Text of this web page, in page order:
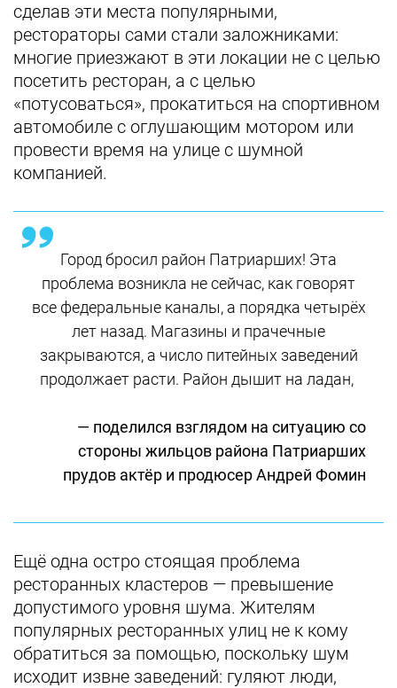
сделав эти места популярными,
рестораторы сами стали заложниками:
многие приезжают в эти локации не с целью
посетить ресторан, а с целью
«потусоваться», прокатиться на спортивном
автомобиле с оглушающим мотором или
провести время на улице с шумной
компанией.
Город бросил район Патриарших! Эта
проблема возникла не сейчас, как говорят
все федеральные каналы, а порядка четырёх
лет назад. Магазины и прачечные
закрываются, а число питейных заведений
продолжает расти. Район дышит на ладан,
— поделился взглядом на ситуацию со
стороны жильцов района Патриарших
прудов актёр и продюсер Андрей Фомин
Ещё одна остро стоящая проблема
ресторанных кластеров — превышение
допустимого уровня шума. Жителям
популярных ресторанных улиц не к кому
обратиться за помощью, поскольку шум
исходит извне заведений: гуляют люди,